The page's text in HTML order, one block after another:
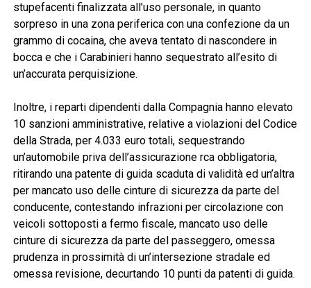
stupefacenti finalizzata all’uso personale, in quanto
sorpreso in una zona periferica con una confezione da un
grammo di cocaina, che aveva tentato di nascondere in
bocca e che i Carabinieri hanno sequestrato all’esito di
un’accurata perquisizione.
Inoltre, i reparti dipendenti dalla Compagnia hanno elevato
10 sanzioni amministrative, relative a violazioni del Codice
della Strada, per 4.033 euro totali, sequestrando
un’automobile priva dell’assicurazione rca obbligatoria,
ritirando una patente di guida scaduta di validità ed un’altra
per mancato uso delle cinture di sicurezza da parte del
conducente, contestando infrazioni per circolazione con
veicoli sottoposti a fermo fiscale, mancato uso delle
cinture di sicurezza da parte del passeggero, omessa
prudenza in prossimità di un’intersezione stradale ed
omessa revisione, decurtando 10 punti da patenti di guida.